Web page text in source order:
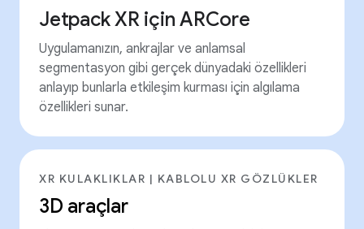
Jetpack XR için ARCore
Uygulamanızın, ankrajlar ve anlamsal
segmentasyon gibi gerçek dünyadaki özellikleri
anlayıp bunlarla etkileşim kurması için algılama
özellikleri sunar.
XR KULAKLIKLAR | KABLOLU XR GÖZLÜKLER
3D araçlar